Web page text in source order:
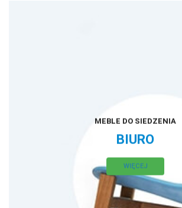
MEBLE DO SIEDZENIA
BIURO
WIĘCEJ